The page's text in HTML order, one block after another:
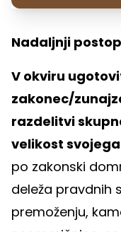
Nadaljnji
V okviru
zakonec/
razdelitvi
velikost
po zakonski
deleža pravdnih
premoženju,